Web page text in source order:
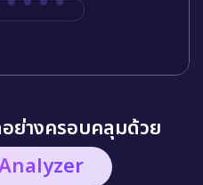
ย่างครอบคลุมด้วย